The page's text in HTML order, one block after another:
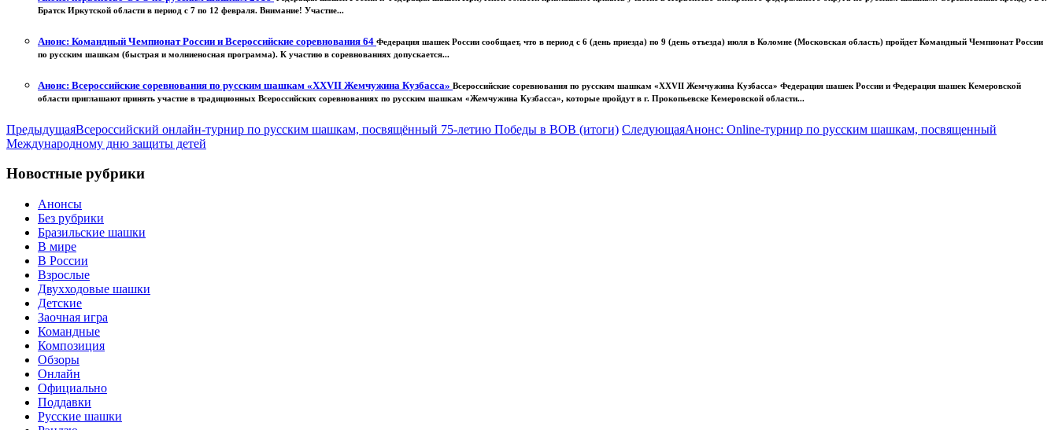
Братск Иркутской области в период с 7 по 12 февраля. Внимание! Участие...
Анонс: Командный Чемпионат России и Всероссийские соревнования 64 Федерация шашек России сообщает, что в период с 6 (день приезда) по 9 (день отъезда) июля в Коломне (Московская область) пройдет Командный Чемпионат России
по русским шашкам (быстрая и молниеносная программа). К участию в соревнованиях допускается...
Анонс: Всероссийские соревнования по русским шашкам «XXVII Жемчужина Кузбасса» Всероссийские соревнования по русским шашкам «XXVII Жемчужина Кузбасса» Федерация шашек России и Федерация шашек Кемеровской
области приглашают принять участие в традиционных Всероссийских соревнованиях по русским шашкам «Жемчужина Кузбасса», которые пройдут в г. Прокопьевске Кемеровской области...
ПредыдущаяВсероссийский онлайн-турнир по русским шашкам, посвящённый 75-летию Победы в ВОВ (итоги) СледующаяАнонс: Online-турнир по русским шашкам, посвященный
Международному дню защиты детей
Новостные рубрики
Анонсы
Без рубрики
Бразильские шашки
В мире
В России
Взрослые
Двухходовые шашки
Детские
Заочная игра
Командные
Композиция
Обзоры
Онлайн
Официально
Поддавки
Русские шашки